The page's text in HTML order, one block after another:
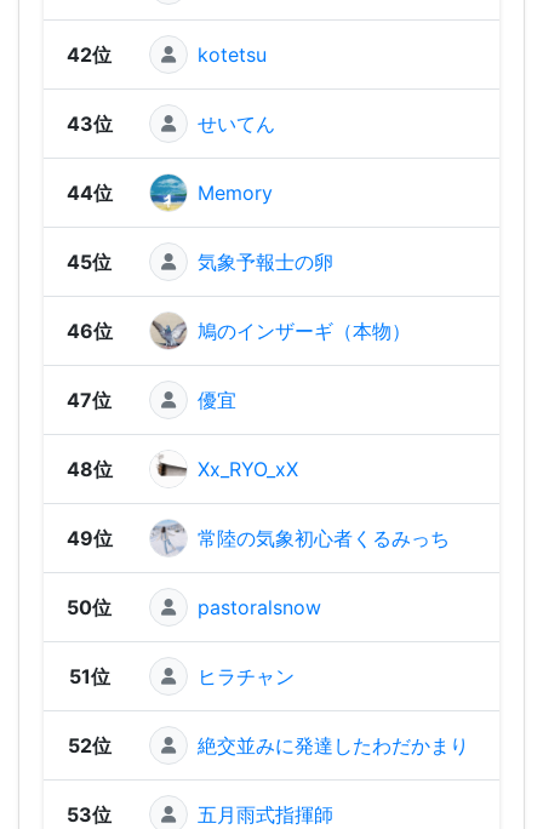
42位 kotetsu
43位 せいてん
44位 Memory
45位 気象予報士の卵
46位 鳩のインザーギ（本物）
47位 優宜
48位 Xx_RYO_xX
49位 常陸の気象初心者くるみっち
50位 pastoralsnow
51位 ヒラチャン
52位 絶交並みに発達したわだかまり
53位 五月雨式指揮師